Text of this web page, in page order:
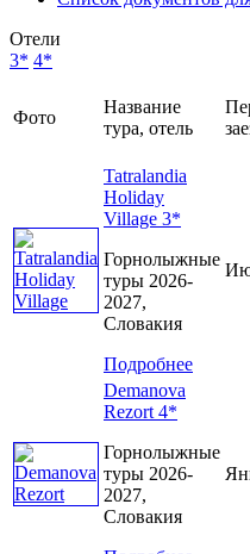
Отели
3* 4*
Фото
Название
тура, отель
Tatralandia
Holiday
Village 3*
Горнолыжные
туры 2026-
2027,
Словакия
Подробнее
Demanova
Rezort 4*
Горнолыжные
туры 2026-
2027,
Словакия